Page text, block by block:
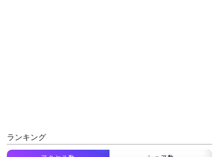
ランキング